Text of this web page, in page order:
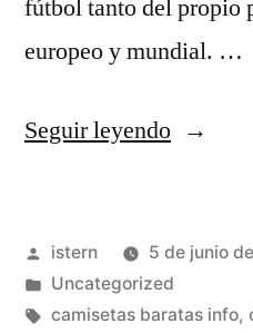
fútbol tanto del propio
europeo y mundial. …
Seguir leyendo
Publicado
por
istern
5 de junio
Publicado
en
Uncategorized
Etiquetas:
camisetas baratas info,